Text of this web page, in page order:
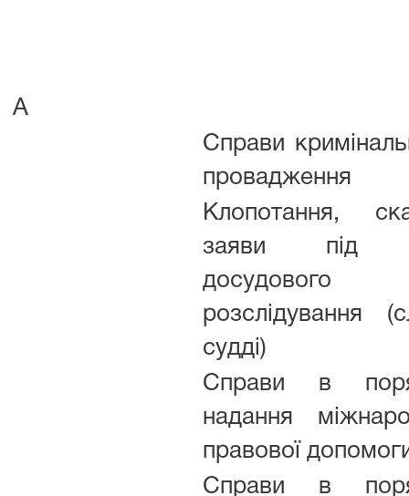
А
Справи
Клопотання,
заяви під
досудового
розслідування
судді)
Справи в
надання
правової
Справи в